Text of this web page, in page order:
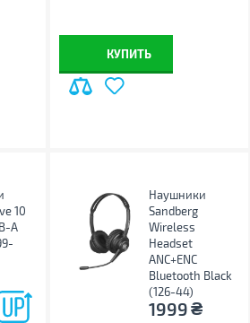
КУПИТЬ
10
A
Наушники
Sandberg
Wireless
Headset
ANC+ENC
Bluetooth Black
(126-44)
1999₴